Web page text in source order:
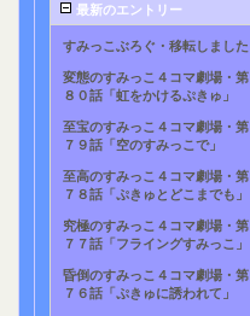
最新のエントリー
すみっこぶろぐ・移転しました
変態のすみっこ４コマ劇場・第
８０話「虹をかけるぷきゅ」
至宝のすみっこ４コマ劇場・第
７９話「空のすみっこで」
至高のすみっこ４コマ劇場・第
７８話「ぷきゅとどこまでも」
究極のすみっこ４コマ劇場・第
７７話「フライングすみっこ」
昏倒のすみっこ４コマ劇場・第
７６話「ぷきゅに誘われて」